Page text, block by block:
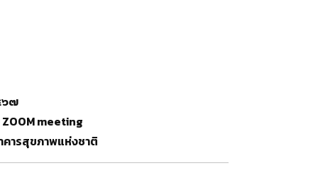
๖๗
meeting
ารสุขภาพแห่งชาติ